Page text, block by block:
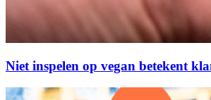
Niet inspelen op vegan betekent